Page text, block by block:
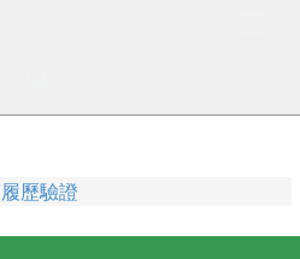
歷驗證